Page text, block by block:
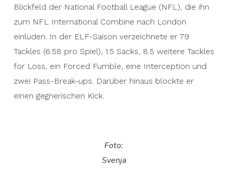
Blickfeld der National Football League (NFL), die ihn
zum NFL International Combine nach London
einluden. In der ELF-Saison verzeichnete er 79
Tackles (6.58 pro Spiel), 1.5 Sacks, 8.5 weitere Tackles
for Loss, ein Forced Fumble, eine Interception und
zwei Pass-Break-ups. Darüber hinaus blockte er
einen gegnerischen Kick.
Foto:
Svenja